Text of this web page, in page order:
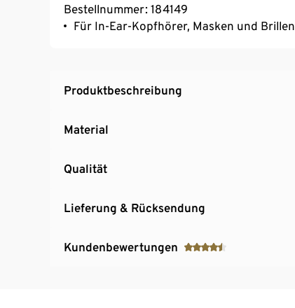
Bestellnummer: 184149
Für In-Ear-Kopfhörer, Masken und Brillen
Produktbeschreibung
Material
Qualität
Lieferung & Rücksendung
Kundenbewertungen